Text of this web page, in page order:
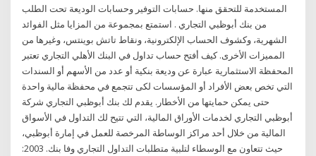
المستخدمة للتحقق منها. حسابات التوفير وحسابات الوديعة تحت الطلب
من بنك أبوظبي التجاري . استمتع بمجموعة من المزايا مثل الفوائد
الشهرية، وكشوف الحساب الإلكترونية، ونقاط تاتش بوينتس، وغيرها من
المميزات الأخرى. كيف أفتح حساب تداول في البنك الأهلي التجاري تعتبر
المحفظة الاستثمارية عبارة عن وديعة بنكية أو عدد من الأسهم أو السندات
التي تخص بعض الأفراد أو المؤسسات لكى تتجمع في محفظة مالية واحدة
حتى يمكن حمايتها من الأخطار. يقدم لك بنك أبوظبي التجاري شركة
أبوظبي التجاري لخدمات الأوراق المالية، التي تتيح لك التداول في الأسواق
المالية من خلال أحد مراكز الوساطة المرخصة للعمل في إمارة أبوظبي،
حيث تتعاون مع الوسطاء لتلبية متطلبات التداول التجاري وفا بنك. 2003: